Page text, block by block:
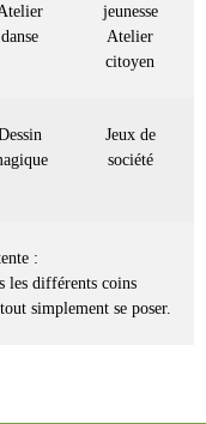
danse
jeunesse
Atelier
citoyen
Jeux de
société
:
les différents coins
simplement se poser.